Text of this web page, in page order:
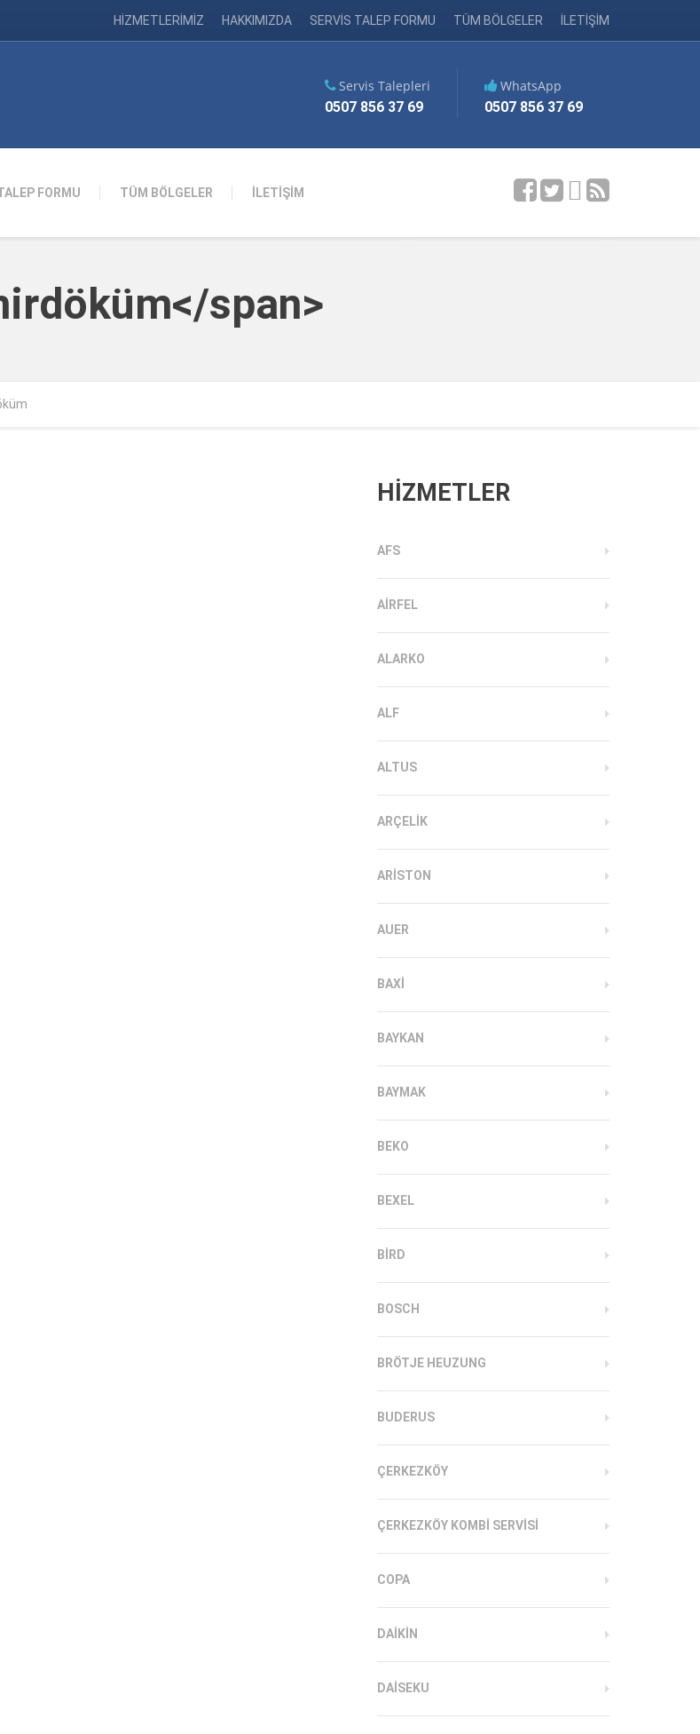
HİZMETLERİMİZ HAKKIMIZDA SERVİS TALEP FORMU TÜM BÖLGELER İLETİŞİM
FORMU TÜM BÖLGELER İLETİŞİM
Servis Talepleri
0507 856 37 69
WhatsApp
0507 856 37 69
span>
HİZMETLER
AFS
AIRFEL
ALARKO
ALF
ALTUS
ARÇELIK
ARISTON
AUER
BAXI
BAYKAN
BAYMAK
BEKO
BEXEL
BIRD
BOSCH
BRÖTJE HEUZUNG
BUDERUS
ÇERKEZKÖY
ÇERKEZKÖY KOMBI SERVISI
COPA
DAIKIN
DAISEKU